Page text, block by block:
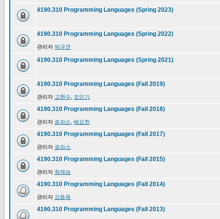
4190.310 Programming Languages (Spring 2023)
4190.310 Programming Languages (Spring 2022)
관리자 박규연
4190.310 Programming Languages (Spring 2021)
4190.310 Programming Languages (Fall 2019)
관리자 고현수 조민기
4190.310 Programming Languages (Fall 2018)
관리자 로파스 배요한
4190.310 Programming Languages (Fall 2017)
관리자 로파스
4190.310 Programming Languages (Fall 2015)
관리자 최재승
4190.310 Programming Languages (Fall 2014)
관리자 강동옥
4190.310 Programming Languages (Fall 2013)